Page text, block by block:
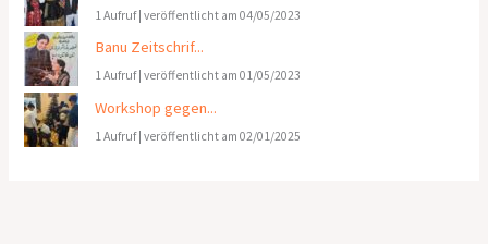
1 Aufruf|veröffentlicht am 04/05/2023
Banu Zeitschrif...
1 Aufruf|veröffentlicht am 01/05/2023
Workshop gegen...
1 Aufruf|veröffentlicht am 02/01/2025